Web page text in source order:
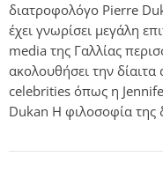
διατροφολόγο Pierre
έχει γνωρίσει μεγάλη
media της Γαλλίας
ακολουθήσει την
celebrities όπως η
Dukan Η φιλοσοφία της